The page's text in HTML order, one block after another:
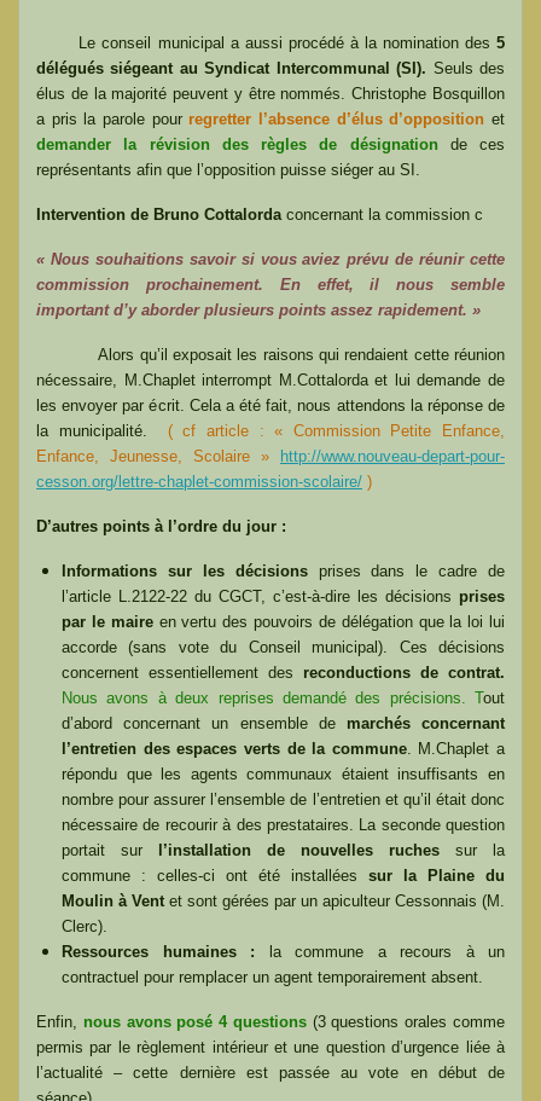
Le conseil municipal a aussi procédé à la nomination des5
délégués siégeant au Syndicat Intercommunal (SI). Seuls des
élus de la majorité peuvent y être nommés. Christophe Bosquillon
a pris la parole pour regretter l’absence d’élus d’opposition et
demander la révision des règles de désignationde ces
représentants afin que l’opposition puisse siéger au SI.
Intervention de Bruno Cottalorda concernant la commission c
« Nous souhaitions savoir si vous aviez prévu de réunir cette
commission prochainement. En effet, il nous semble
important d’y aborder plusieurs points assez rapidement. »
Alors qu’il exposait les raisons qui rendaient cette réunion
nécessaire, M.Chaplet interrompt M.Cottalorda et lui demande de
les envoyer par écrit. Cela a été fait, nous attendons la réponse de
la municipalité. ( cf article : « Commission Petite Enfance,
Enfance, Jeunesse, Scolaire » http://www.nouveau-depart-pour-
cesson.org/lettre-chaplet-commission-scolaire/ )
D’autres points à l’ordre du jour :
Informations sur les décisionsprises dans le cadre de
l’article L.2122-22 du CGCT, c’est-à-dire les décisions prises
par le maireen vertu des pouvoirs de délégation que la loi lui
accorde (sans vote du Conseil municipal). Ces décisions
concernent essentiellement des reconductions de contrat.
Nous avons à deux reprises demandé des précisions. Tout
d’abord concernant un ensemble de marchés concernant
l’entretien des espaces verts de la commune. M.Chaplet a
répondu que les agents communaux étaient insuffisants en
nombre pour assurer l’ensemble de l’entretien et qu’il était donc
nécessaire de recourir à des prestataires. La seconde question
portait sur l’installation de nouvelles ruches sur la
commune : celles-ci ont été installées sur la Plaine du
Moulin à Vent et sont gérées par un apiculteur Cessonnais (M.
Clerc).
Ressources humaines : la commune a recours à un
contractuel pour remplacer un agent temporairement absent.
Enfin, nous avons posé 4 questions(3 questions orales comme
permis par le règlement intérieur et une question d’urgence liée à
l’actualité – cette dernière est passée au vote en début de